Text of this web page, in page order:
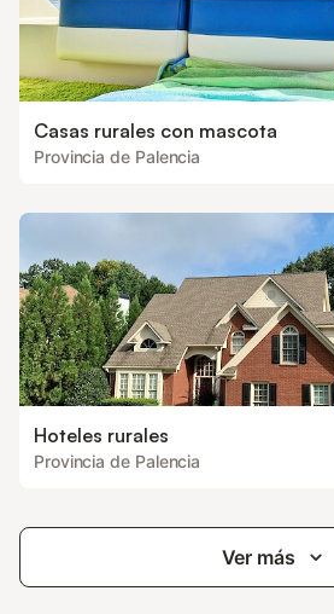
Casas rurales con mascota
Provincia de Palencia
Hoteles rurales
Provincia de Palencia
Ver más